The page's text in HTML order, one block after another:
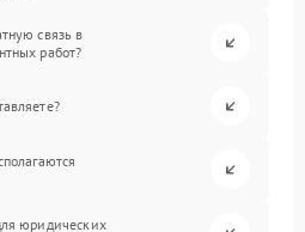
связь в
работ?
юридических